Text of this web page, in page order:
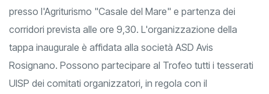
domenica 3 gennaio a Castiglioncello (LI) con ritrovo
presso l'Agriturismo "Casale del Mare" e partenza dei
corridori prevista alle ore 9,30. L'organizzazione della
tappa inaugurale è affidata alla società ASD Avis
Rosignano. Possono partecipare al Trofeo tutti i tesserati